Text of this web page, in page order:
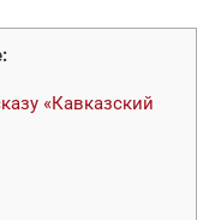
«Кавказский